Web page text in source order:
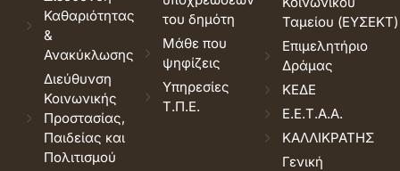
Καθαριότητας
&
Ανακύκλωσης
Διεύθυνση
Κοινωνικής
Προστασίας,
Παιδείας και
Πολιτισμού
του δημότη
Μάθε που
ψηφίζεις
Υπηρεσίες
Τ.Π.Ε.
Ταμείου (ΕΥΣΕΚΤ)
Επιμελητήριο
Δράμας
ΚΕΔΕ
Ε.Ε.Τ.Α.Α.
ΚΑΛΛΙΚΡΑΤΗΣ
Γενική